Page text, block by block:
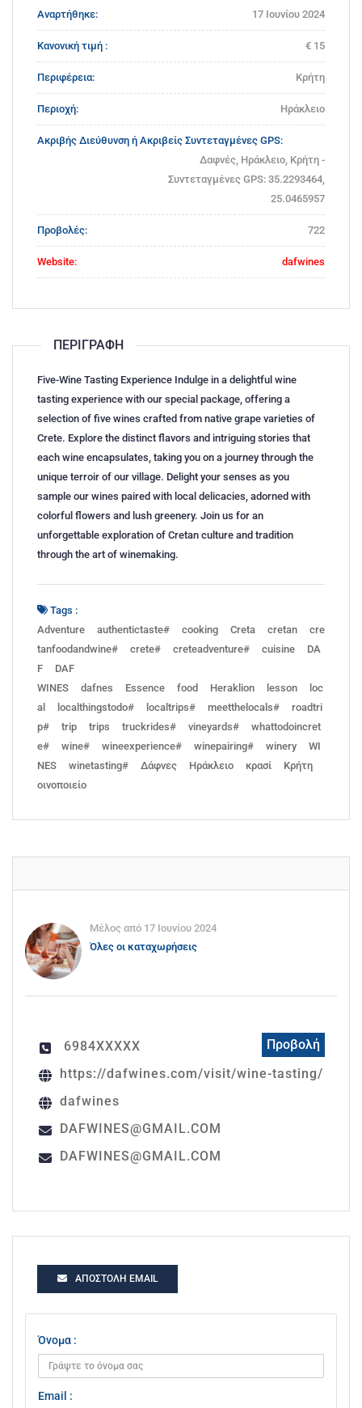
Αναρτήθηκε: 17 Ιουνίου 2024
Κανονική τιμή : € 15
Περιφέρεια: Κρήτη
Περιοχή: Ηράκλειο
Ακριβής Διεύθυνση ή Ακριβείς Συντεταγμένες GPS:
Δαφνές, Ηράκλειο, Κρήτη -
Συντεταγμένες GPS: 35.2293464,
25.0465957
Προβολές: 722
Website: dafwines
ΠΕΡΙΓΡΑΦΉ
Five-Wine Tasting Experience Indulge in a delightful wine
tasting experience with our special package, offering a
selection of five wines crafted from native grape varieties of
Crete. Explore the distinct flavors and intriguing stories that
each wine encapsulates, taking you on a journey through the
unique terroir of our village. Delight your senses as you
sample our wines paired with local delicacies, adorned with
colorful flowers and lush greenery. Join us for an
unforgettable exploration of Cretan culture and tradition
through the art of winemaking.
Tags :
Adventure
authentictaste# cooking Creta cretan
cre
tanfoodandwine#
crete# creteadventure# cuisine
DA
F
DAF
WINES
dafnes Essence food Heraklion lesson
loc
al
localthingstodo# localtrips# meetthelocals#
roadtri
p#
trip trips truckrides# vineyards#
whattodoincret
e#
wine# wineexperience# winepairing# winery
WI
NES
winetasting# Δάφνες Ηράκλειο κρασί
Κρήτη
οινοποιείο
Μέλος από 17 Ιουνίου 2024
Όλες οι καταχωρήσεις
6984XXXXX
Προβολή
https://dafwines.com/visit/wine-tasting/
dafwines
DAFWINES@GMAIL.COM
DAFWINES@GMAIL.COM
ΑΠΟΣΤΟΛΉ EMAIL
Όνομα :
Email :